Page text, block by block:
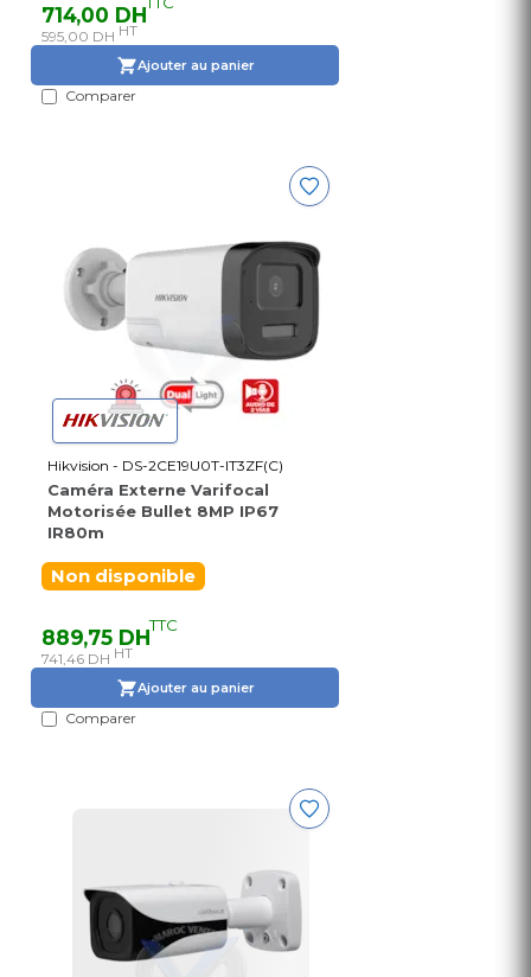
714,00 DH
595,00 DH HT
Ajouter au panier
Comparer
Hikvision - DS-2CE19U0T-IT3ZF(C)
Caméra Externe Varifocal
Motorisée Bullet 8MP IP67
IR80m
Non disponible
889,75 DHTTC
741,46 DH HT
Ajouter au panier
Comparer